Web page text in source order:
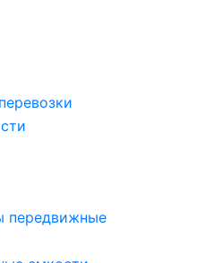
передвижные